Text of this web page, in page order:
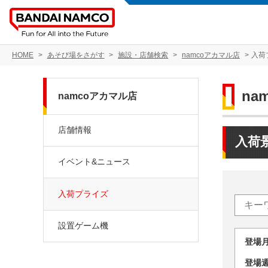
HOME あそび場をさがす 施設・店舗検索 namcoアカマル店 入荷
入荷
登
登
namcoアカマル店
店舗情報
イベント&ニュース
入荷プライズ
設置ゲーム機